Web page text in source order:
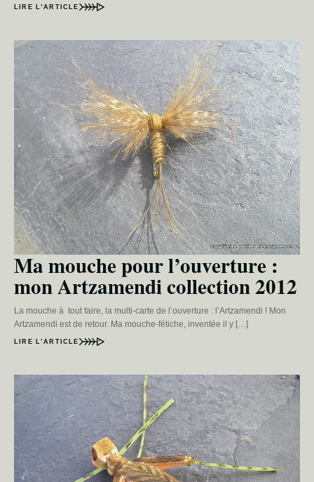
LIRE L’ARTICLE
Ma mouche pour l’ouverture :
mon Artzamendi collection 2012
La mouche à tout faire, la multi-carte de l’ouverture : l’Artzamendi ! Mon
Artzamendi est de retour. Ma mouche-fétiche, inventée il y […]
LIRE L’ARTICLE